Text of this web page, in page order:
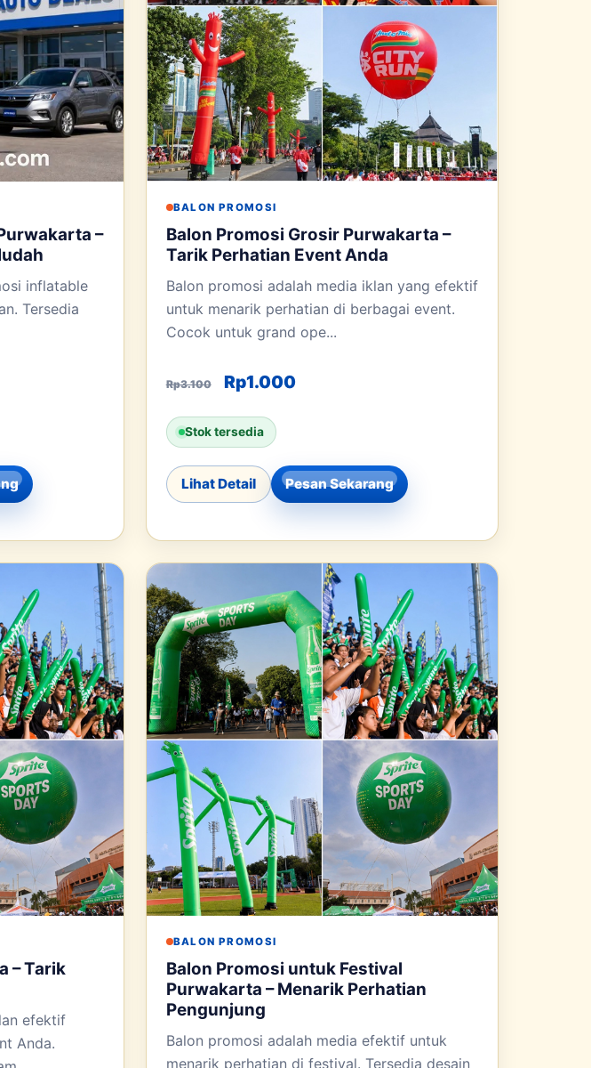
–
inflatable
Tersedia
Rp5.000.000.
saat ini adalah: Rp3.500.000.
BALON PROMOSI
Balon Promosi Grosir Purwakarta –
Tarik Perhatian Event Anda
Balon promosi adalah media iklan yang efektif
untuk menarik perhatian di berbagai event.
Cocok untuk grand ope...
Rp3.100 Harga aslinya adalah: Rp3.100.
Rp1.000Harga saat ini adalah: Rp1.000.
Stok tersedia
Lihat Detail Pesan Sekarang
– Tarik
efektif
Anda.
BALON PROMOSI
Balon Promosi untuk Festival
Purwakarta – Menarik Perhatian
Pengunjung
Balon promosi adalah media efektif untuk
menarik perhatian di festival. Tersedia desain